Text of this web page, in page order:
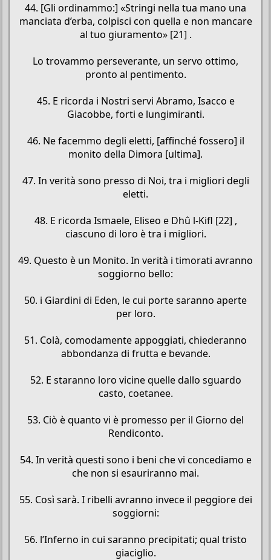
44. [Gli ordinammo:] «Stringi nella tua mano una
manciata d’erba, colpisci con quella e non mancare
al tuo giuramento» [21] .
Lo trovammo perseverante, un servo ottimo,
pronto al pentimento.
45. E ricorda i Nostri servi Abramo, Isacco e
Giacobbe, forti e lungimiranti.
46. Ne facemmo degli eletti, [affinché fossero] il
monito della Dimora [ultima].
47. In verità sono presso di Noi, tra i migliori degli
eletti.
48. E ricorda Ismaele, Eliseo e Dhû l-Kifl [22] ,
ciascuno di loro è tra i migliori.
49. Questo è un Monito. In verità i timorati avranno
soggiorno bello:
50. i Giardini di Eden, le cui porte saranno aperte
per loro.
51. Colà, comodamente appoggiati, chiederanno
abbondanza di frutta e bevande.
52. E staranno loro vicine quelle dallo sguardo
casto, coetanee.
53. Ciò è quanto vi è promesso per il Giorno del
Rendiconto.
54. In verità questi sono i beni che vi concediamo e
che non si esauriranno mai.
55. Così sarà. I ribelli avranno invece il peggiore dei
soggiorni:
56. l’Inferno in cui saranno precipitati; qual tristo
giaciglio.